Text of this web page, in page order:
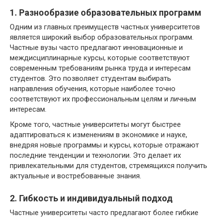
1. Разнообразие образовательных программ
Одним из главных преимуществ частных университетов
является широкий выбор образовательных программ.
Частные вузы часто предлагают инновационные и
междисциплинарные курсы, которые соответствуют
современным требованиям рынка труда и интересам
студентов. Это позволяет студентам выбирать
направления обучения, которые наиболее точно
соответствуют их профессиональным целям и личным
интересам.
Кроме того, частные университеты могут быстрее
адаптироваться к изменениям в экономике и науке,
внедряя новые программы и курсы, которые отражают
последние тенденции и технологии. Это делает их
привлекательными для студентов, стремящихся получить
актуальные и востребованные знания.
2. Гибкость и индивидуальный подход
Частные университеты часто предлагают более гибкие